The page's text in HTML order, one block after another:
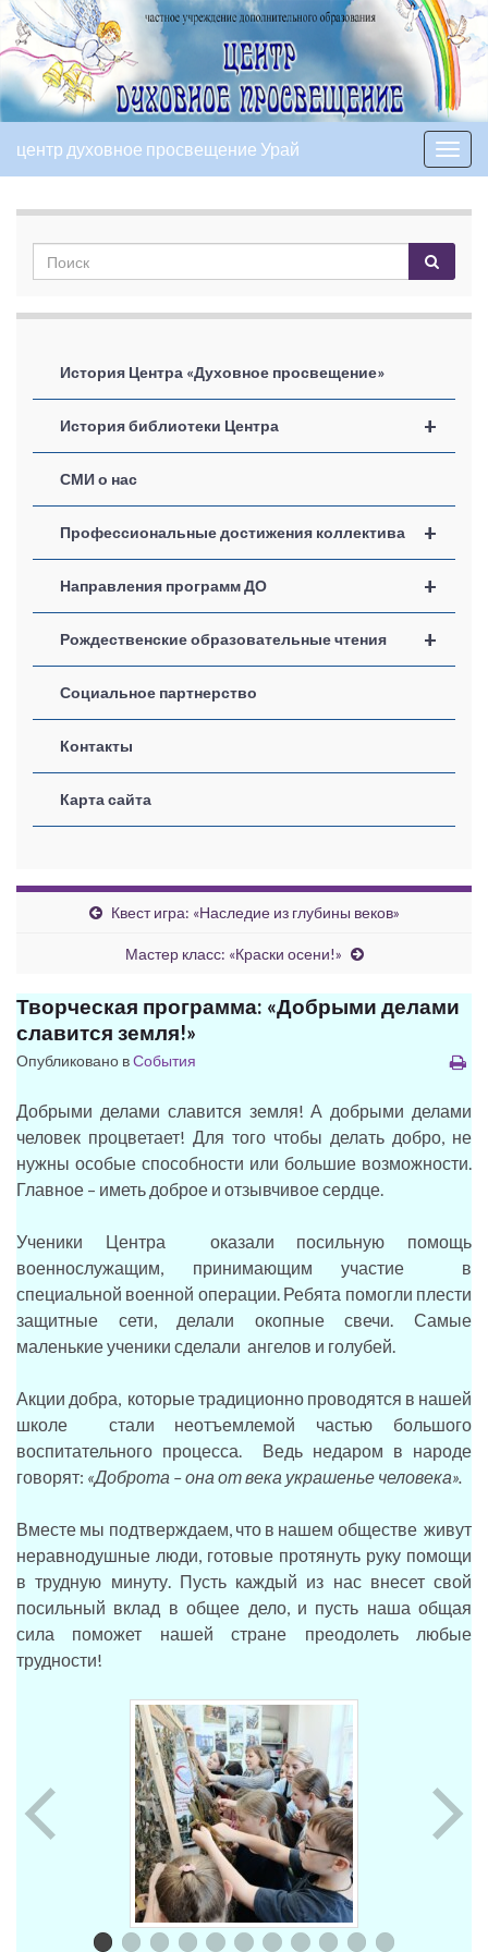
Вкл/
выкл
центр духовное просвещение Урай
История Центра «Духовное просвещение»
+
История библиотеки Центра
СМИ о нас
+
Профессиональные достижения коллектива
+
Направления программ ДО
+
Рождественские образовательные чтения
Социальное партнерство
Контакты
Карта сайта
Квест игра: «Наследие из глубины веков»
Мастер класс: «Краски осени!»
Творческая программа: «Добрыми делами
славится земля!»
Опубликовано вСобытия
Добрыми делами славится земля! А добрыми делами
человек процветает! Для того чтобы делать добро, не
нужны особые способности или большие возможности.
Главное – иметь доброе и отзывчивое сердце.
Ученики Центра оказали посильную помощь
военнослужащим, принимающим участие в
специальной военной операции. Ребята помогли плести
защитные сети, делали окопные свечи. Самые
маленькие ученики сделали ангелов и голубей.
Акции добра, которые традиционно проводятся в нашей
школе стали неотъемлемой частью большого
воспитательного процесса. Ведь недаром в народе
говорят: «Доброта – она от века украшенье человека».
Вместе мы подтверждаем, что в нашем обществе живут
неравнодушные люди, готовые протянуть руку помощи
в трудную минуту. Пусть каждый из нас внесет свой
посильный вклад в общее дело, и пусть наша общая
сила поможет нашей стране преодолеть любые
трудности!